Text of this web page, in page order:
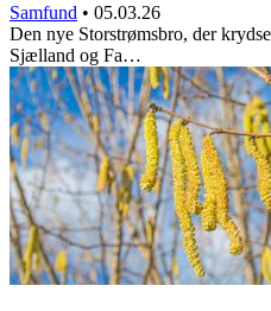
Samfund • 05.03.26
Den nye Storstrømsbro, der
Sjælland og Fa…